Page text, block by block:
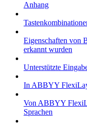
Anhang
Eigenschaften von
erkannt wurden
Unterstützte
In ABBYY
Von ABBYY
Sprachen